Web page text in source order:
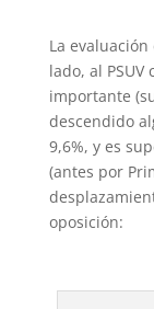
La
lado, al
importante
descendido
9,6%, y es
(antes por
oposición: